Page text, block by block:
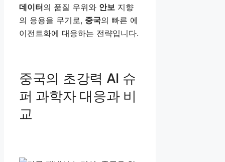
데이터의 품질 우위와 안보 지향
의 응용을 무기로, 중국의 빠른 에
이전트화에 대응하는 전략입니다.
중국의 초강력 AI 슈
퍼 과학자 대응과 비
교